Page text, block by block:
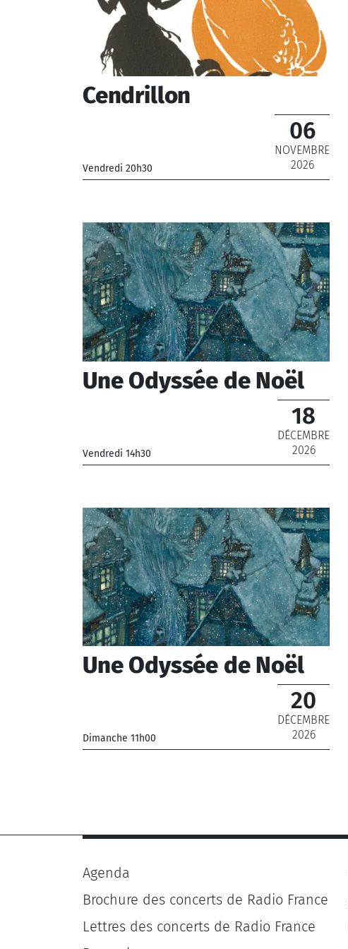
Cendrillon
Vendredi 20h30
06
NOVEMBRE
2026
Une Odyssée de Noël
Vendredi 14h30
18
DÉCEMBRE
2026
Une Odyssée de Noël
Dimanche 11h00
20
DÉCEMBRE
2026
Agenda
Brochure des concerts de Radio France
Lettres des concerts de Radio France